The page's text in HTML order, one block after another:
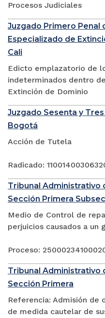
Procesos Judiciales
Juzgado Primero Penal
Especializado de
Cali
Edicto emplazatorio de
indeterminados dentro
Extinción de Dominio
Juzgado Sesenta y
Bogotá
Acción de Tutela
Radicado:
Tribunal Administrativo
Sección Primera
Medio de Control de
perjuicios causados a un
Proceso:
Tribunal Administrativo
Sección Primera
Referencia: Admisión de
de medida cautelar de